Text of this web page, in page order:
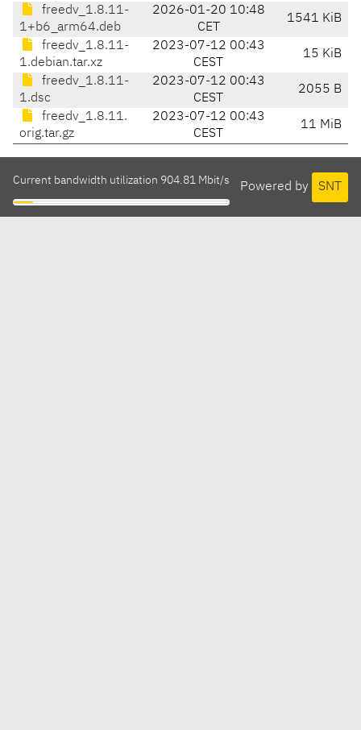
freedv_1.8.11-
1+b6_arm64.deb
2026-01-20 10:48
CET
1541 KiB
freedv_1.8.11-
1.debian.tar.xz
2023-07-12 00:43
CEST
15 KiB
freedv_1.8.11-
1.dsc
2023-07-12 00:43
CEST
2055 B
freedv_1.8.11.
orig.tar.gz
2023-07-12 00:43
CEST
11 MiB
Powered by SNT
Current bandwidth utilization 904.81 Mbit/s